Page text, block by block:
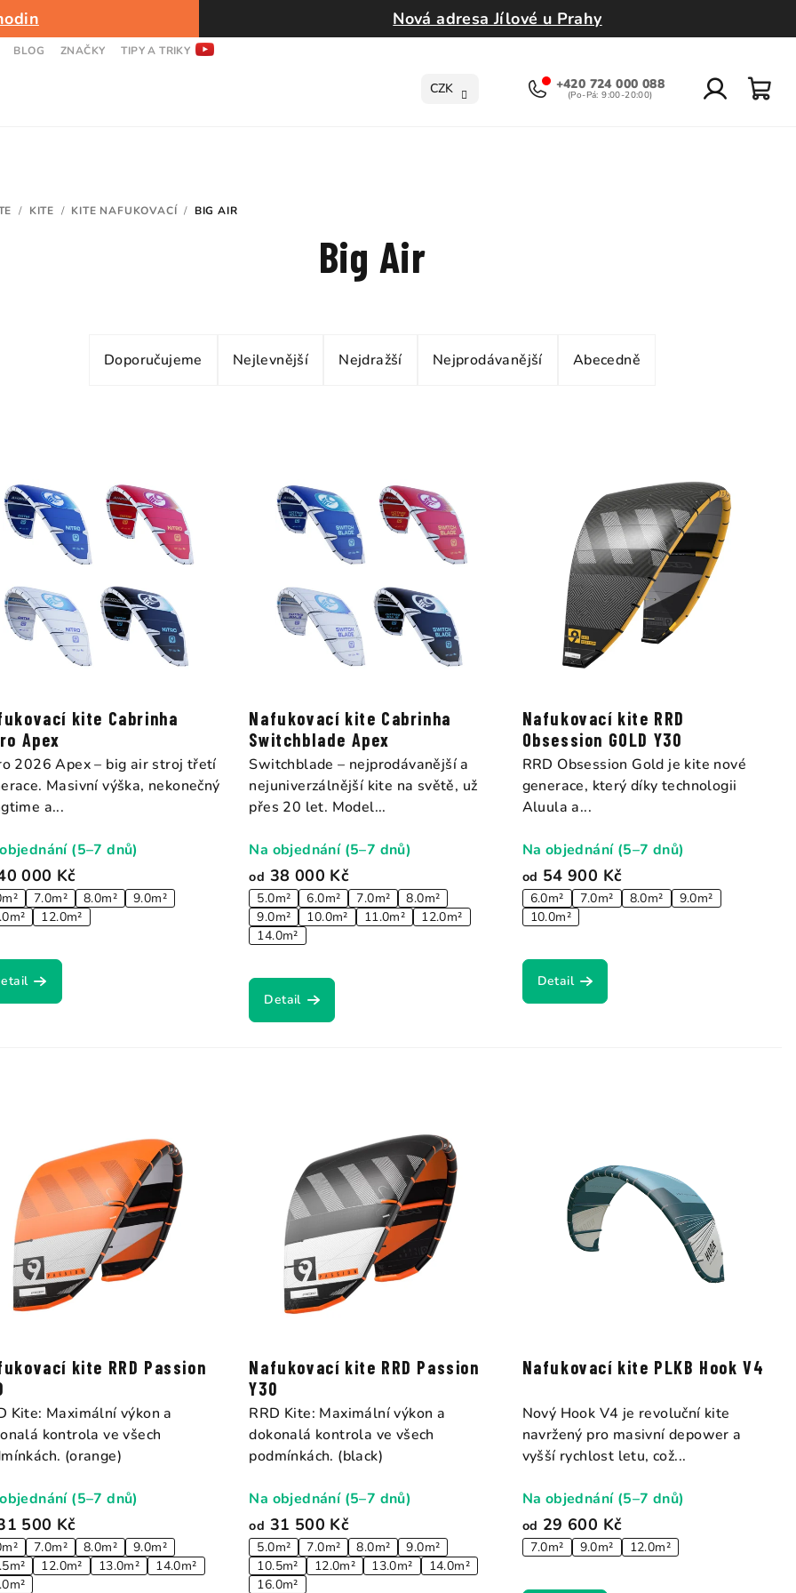
Nová adresa Jílové u Prahy
BLOG ZNAČKY TIPY A TRIKY
CZK +420 724 000 088
/ KITE / KITE NAFUKOVACÍ / BIG AIR
Big Air
p
r
o
d
u
k
ů
Doporučujeme Nejlevnější Nejdražší Nejprodávanější Abecedně
kite Cabrinha
Apex
000 Kč
7.0m² 8.0m²
9.0m²
12.0m²
(5–7 dnů)
2026 Apex – big air stroj třetí
Masivní výška, nekonečný
a...
Nafukovací kite Cabrinha
Switchblade Apex
od 38 000 Kč
5.0m² 6.0m² 7.0m²
8.0m²
9.0m²
10.0m² 11.0m²
12.0m²
14.0m²
Na objednání (5–7 dnů)
Detail
Switchblade – nejprodávanější a
nejuniverzálnější kite na světě, už
přes 20 let. Model...
Nafukovací kite RRD
Obsession GOLD Y30
od 54 900 Kč
6.0m² 7.0m² 8.0m²
9.0m²
10.0m²
Na objednání (5–7 dnů)
Detail
RRD Obsession Gold je kite nové
generace, který díky technologii
Aluula a...
kite RRD Passion
500 Kč
7.0m² 8.0m²
9.0m²
12.0m² 13.0m²
14.0m²
(5–7 dnů)
Kite: Maximální výkon a
kontrola ve všech
(orange)
Nafukovací kite RRD Passion
Y30
od 31 500 Kč
5.0m² 7.0m² 8.0m²
9.0m²
10.5m²
12.0m² 13.0m²
14.0m²
16.0m²
Na objednání (5–7 dnů)
RRD Kite: Maximální výkon a
dokonalá kontrola ve všech
podmínkách. (black)
Nafukovací kite PLKB Hook V4
od 29 600 Kč
7.0m² 9.0m² 12.0m²
Na objednání (5–7 dnů)
Nový Hook V4 je revoluční kite
navržený pro masivní depower a
vyšší rychlost letu, což...